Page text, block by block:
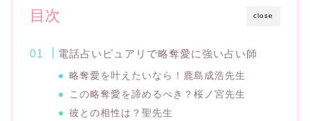
close
目次
電話占いピュアリで略奪愛に強い占い師
略奪愛を叶えたいなら！鹿島成浩先生
この略奪愛を諦めるべき？桜ノ宮先生
彼との相性は？聖先生